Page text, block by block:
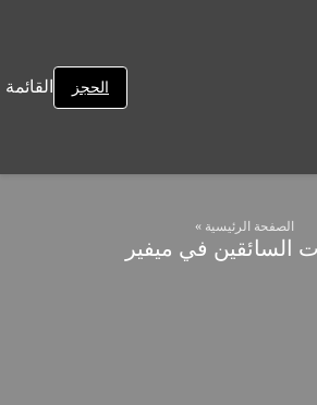
الحجز القائمة
الصفحة الرئيسية »
السائقين في ميفير